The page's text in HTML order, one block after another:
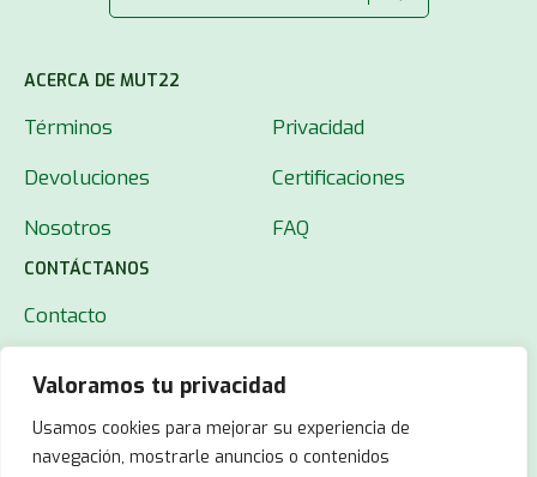
Valoramos tu privacidad
Usamos cookies para mejorar su experiencia de
navegación, mostrarle anuncios o contenidos
ACERCA DE MUT22
Términos
Privacidad
Devoluciones
Certificaciones
Nosotros
FAQ
CONTÁCTANOS
Contacto